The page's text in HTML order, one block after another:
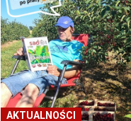
AKTUALNOŚCI